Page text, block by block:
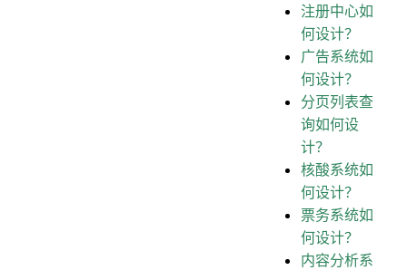
注册中心如
何设计？
广告系统如
何设计？
分页列表查
询如何设
计？
核酸系统如
何设计？
票务系统如
何设计？
内容分析系